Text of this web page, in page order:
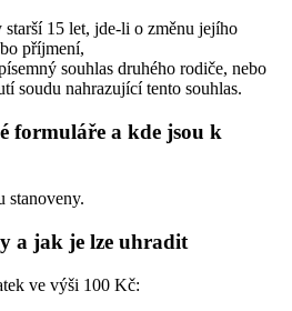
starší 15 let, jde-li o změnu jejího
příjmení,
souhlas druhého rodiče, nebo
soudu nahrazující tento souhlas.
formuláře a kde jsou k
stanoveny.
a jak je lze uhradit
ve výši 100 Kč: